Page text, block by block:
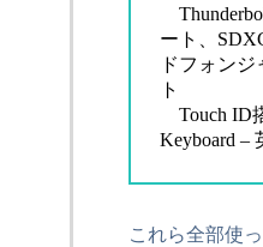
ート、
ドフォンジ
ト
Touch ID
Keyboard –
これら全部使